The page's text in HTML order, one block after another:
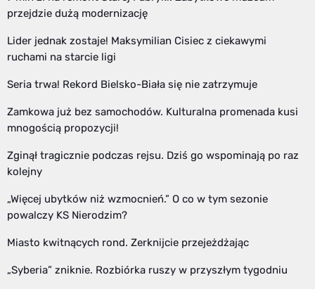
przejdzie dużą modernizację
Lider jednak zostaje! Maksymilian Cisiec z ciekawymi
ruchami na starcie ligi
Seria trwa! Rekord Bielsko-Biała się nie zatrzymuje
Zamkowa już bez samochodów. Kulturalna promenada kusi
mnogością propozycji!
Zginął tragicznie podczas rejsu. Dziś go wspominają po raz
kolejny
„Więcej ubytków niż wzmocnień.” O co w tym sezonie
powalczy KS Nierodzim?
Miasto kwitnących rond. Zerknijcie przejeżdżając
„Syberia” zniknie. Rozbiórka ruszy w przyszłym tygodniu